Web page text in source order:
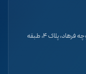
تهران، سهروردی شمالی، خیابان خرمشهر، کوچه فرهاد، پلاک ۴، طبقه